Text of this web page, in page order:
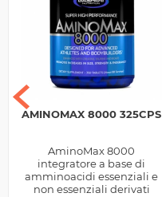
AMINOMAX 8000 325CPS
AminoMax 8000
integratore a base di
amminoacidi essenziali e
non essenziali derivati